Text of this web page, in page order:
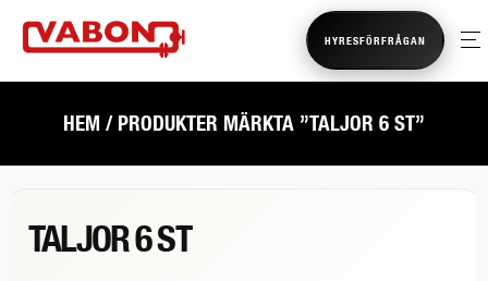
HYRESFÖRFRÅGAN
HEM / PRODUKTER MÄRKTA ”TALJOR 6 ST”
TALJOR 6 ST